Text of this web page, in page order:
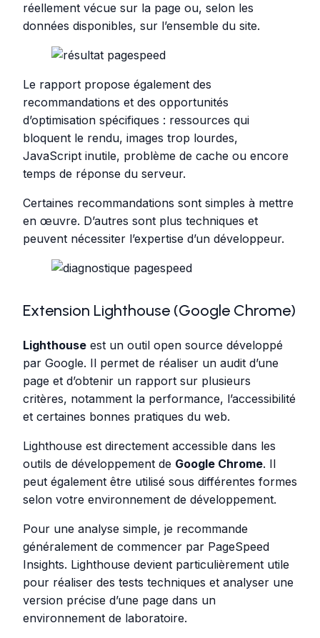
réellement vécue sur la page ou, selon les
données disponibles, sur l’ensemble du site.
Le rapport propose également des
recommandations et des opportunités
d’optimisation spécifiques : ressources qui
bloquent le rendu, images trop lourdes,
JavaScript inutile, problème de cache ou encore
temps de réponse du serveur.
Certaines recommandations sont simples à mettre
en œuvre. D’autres sont plus techniques et
peuvent nécessiter l’expertise d’un développeur.
Extension Lighthouse (Google Chrome)
Lighthouse est un outil open source développé
par Google. Il permet de réaliser un audit d’une
page et d’obtenir un rapport sur plusieurs
critères, notamment la performance, l’accessibilité
et certaines bonnes pratiques du web.
Lighthouse est directement accessible dans les
outils de développement de Google Chrome. Il
peut également être utilisé sous différentes formes
selon votre environnement de développement.
Pour une analyse simple, je recommande
généralement de commencer par PageSpeed
Insights. Lighthouse devient particulièrement utile
pour réaliser des tests techniques et analyser une
version précise d’une page dans un
environnement de laboratoire.